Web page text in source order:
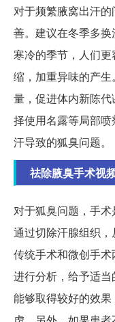
对于频繁腋窝出汗
善。建议在冬季多
寒冷的季节，人们
缩，加重异味的产
量，促进体内新陈
择使用名露等局部
汗导致的狐臭问题。
祛除腋臭手术视
对于狐臭问题，手
通过切除汗腺组织
传统手术和微创手
进行分析，给予适
能够取得较好的效